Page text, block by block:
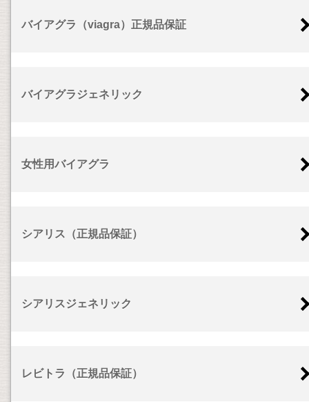
バイアグラ（viagra）正規品保証
バイアグラジェネリック
女性用バイアグラ
シアリス（正規品保証）
シアリスジェネリック
レビトラ（正規品保証）